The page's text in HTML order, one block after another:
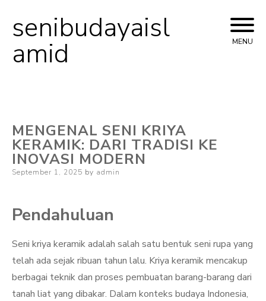
Skip
to
senibudayaisl
amid MENU
MENGENAL SENI KRIYA
KERAMIK: DARI TRADISI KE
INOVASI MODERN
Posted
September 1, 2025 by admin
Pendahuluan
Seni kriya keramik adalah salah satu bentuk seni rupa yang
telah ada sejak ribuan tahun lalu. Kriya keramik mencakup
berbagai teknik dan proses pembuatan barang-barang dari
tanah liat yang dibakar. Dalam konteks budaya Indonesia,